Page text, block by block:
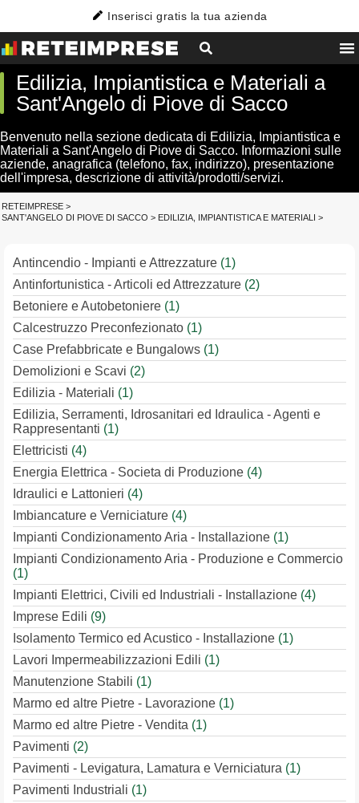
Inserisci gratis la tua azienda
Edilizia, Impiantistica e Materiali a
Sant'Angelo di Piove di Sacco
Benvenuto nella sezione dedicata di Edilizia, Impiantistica e
Materiali a Sant'Angelo di Piove di Sacco. Informazioni sulle
aziende, anagrafica (telefono, fax, indirizzo), presentazione
dell'impresa, descrizione di attività/prodotti/servizi.
RETEIMPRESE >
SANT'ANGELO DI PIOVE DI SACCO > EDILIZIA, IMPIANTISTICA E MATERIALI >
Antincendio - Impianti e Attrezzature (1)
Antinfortunistica - Articoli ed Attrezzature (2)
Betoniere e Autobetoniere (1)
Calcestruzzo Preconfezionato (1)
Case Prefabbricate e Bungalows (1)
Demolizioni e Scavi (2)
Edilizia - Materiali (1)
Edilizia, Serramenti, Idrosanitari ed Idraulica - Agenti e
Rappresentanti (1)
Elettricisti (4)
Energia Elettrica - Societa di Produzione (4)
Idraulici e Lattonieri (4)
Imbiancature e Verniciature (4)
Impianti Condizionamento Aria - Installazione (1)
Impianti Condizionamento Aria - Produzione e Commercio
(1)
Impianti Elettrici, Civili ed Industriali - Installazione (4)
Imprese Edili (9)
Isolamento Termico ed Acustico - Installazione (1)
Lavori Impermeabilizzazioni Edili (1)
Manutenzione Stabili (1)
Marmo ed altre Pietre - Lavorazione (1)
Marmo ed altre Pietre - Vendita (1)
Pavimenti (2)
Pavimenti - Levigatura, Lamatura e Verniciatura (1)
Pavimenti Industriali (1)